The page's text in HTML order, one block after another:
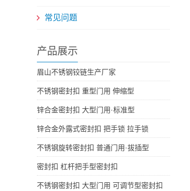
常见问题
产品展示
眉山不锈钢铰链生产厂家
不锈钢密封扣 重型门用 伸缩型
锌合金密封扣 大型门用·标准型
锌合金外露式密封扣 把手锁 拉手锁
不锈钢旋转密封扣 普通门用·拔插型
密封扣 杠杆把手型密封扣
不锈钢密封扣 大型门用 可调节型密封扣